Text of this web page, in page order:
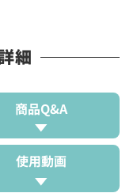
細
商品Q&A
使用動画